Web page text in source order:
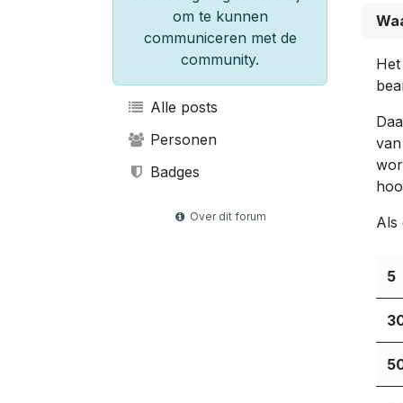
om te kunnen
communiceren met de
community.
Alle posts
Personen
Badges
Over dit forum
Als
5